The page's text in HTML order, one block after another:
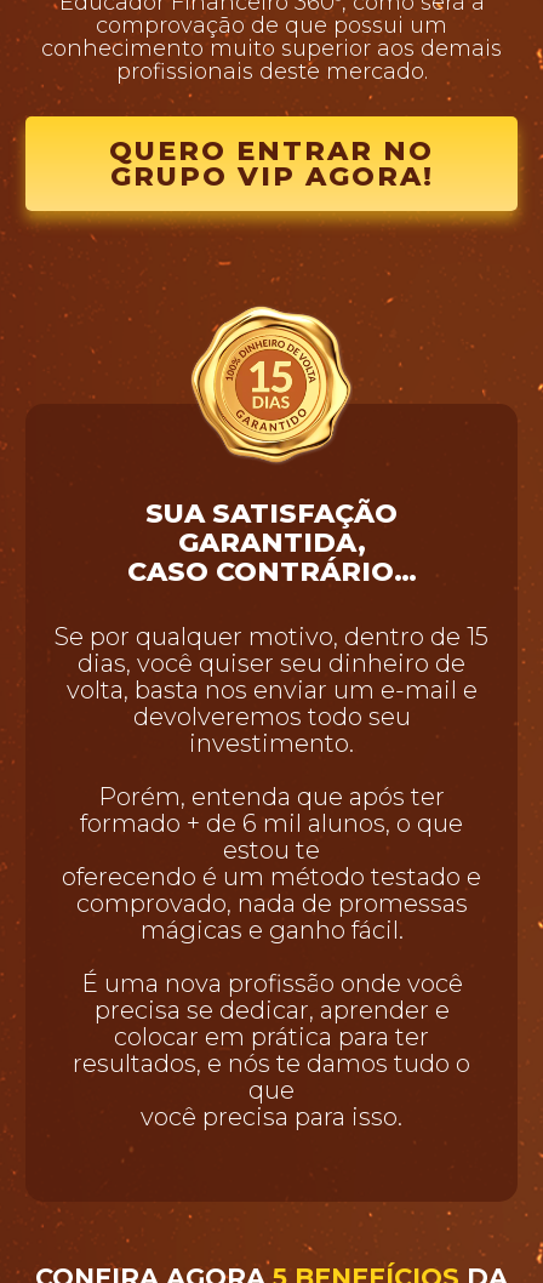
comprovação de que possui um
conhecimento muito superior aos demais
profissionais deste mercado.
QUERO ENTRAR NO
GRUPO VIP AGORA!
SUA SATISFAÇÃO
GARANTIDA,
CASO CONTRÁRIO…
Se por qualquer motivo, dentro de 15
dias, você quiser seu dinheiro de
volta, basta nos enviar um e-mail e
devolveremos todo seu
investimento.
Porém, entenda que após ter
formado + de 6 mil alunos, o que
estou te
oferecendo é um método testado e
comprovado, nada de promessas
mágicas e ganho fácil.
É uma nova profissão onde você
precisa se dedicar, aprender e
colocar em prática para ter
resultados, e nós te damos tudo o
que
você precisa para isso.